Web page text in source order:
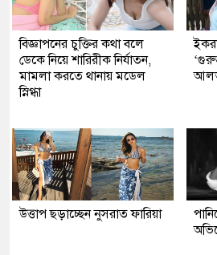
বিজ্ঞাপনের চুক্তির কথা বলে
ডেকে নিয়ে শারিরীক নির্যাতন,
মামলা করতে থানায় মডেল
স্নিগ্ধা
উত্তাপ ছড়াচ্ছেন নুসরাত ফারিয়া